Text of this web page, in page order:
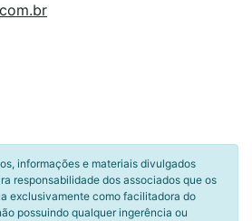
informações e materiais divulgados
responsabilidade dos associados que os
exclusivamente como facilitadora do
possuindo qualquer ingerência ou